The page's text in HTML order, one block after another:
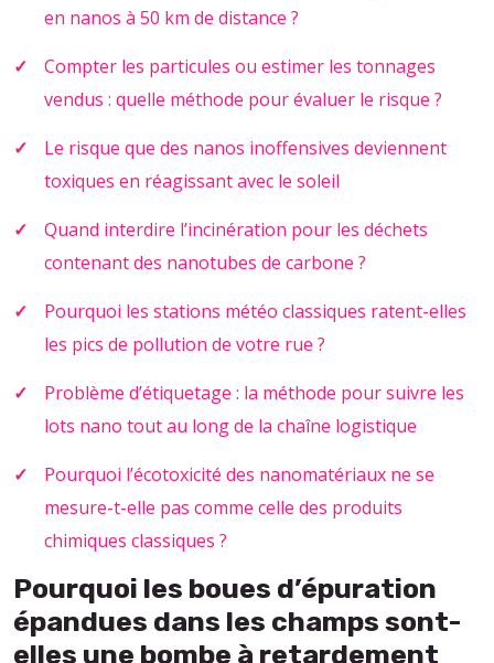
en nanos à 50 km de distance ?
Compter les particules ou estimer les tonnages
vendus : quelle méthode pour évaluer le risque ?
Le risque que des nanos inoffensives deviennent
toxiques en réagissant avec le soleil
Quand interdire l’incinération pour les déchets
contenant des nanotubes de carbone ?
Pourquoi les stations météo classiques ratent-elles
les pics de pollution de votre rue ?
Problème d’étiquetage : la méthode pour suivre les
lots nano tout au long de la chaîne logistique
Pourquoi l’écotoxicité des nanomatériaux ne se
mesure-t-elle pas comme celle des produits
chimiques classiques ?
Pourquoi les boues d’épuration
épandues dans les champs sont-
elles une bombe à retardement